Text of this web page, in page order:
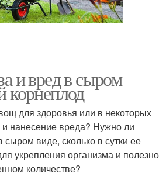
и вред в сыром
корнеплод
для здоровья или в некоторых
нанесение вреда? Нужно ли
сыром виде, сколько в сутки ее
укрепления организма и полезно
количестве?